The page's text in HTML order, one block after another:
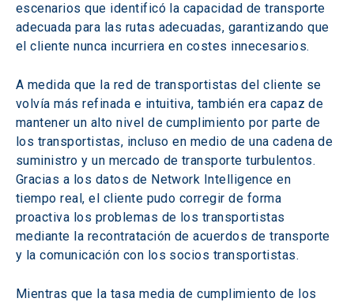
escenarios que identificó la capacidad de transporte
adecuada para las rutas adecuadas, garantizando que
el cliente nunca incurriera en costes innecesarios.
A medida que la red de transportistas del cliente se
volvía más refinada e intuitiva, también era capaz de
mantener un alto nivel de cumplimiento por parte de
los transportistas, incluso en medio de una cadena de
suministro y un mercado de transporte turbulentos.
Gracias a los datos de Network Intelligence en
tiempo real, el cliente pudo corregir de forma
proactiva los problemas de los transportistas
mediante la recontratación de acuerdos de transporte
y la comunicación con los socios transportistas.
Mientras que la tasa media de cumplimiento de los